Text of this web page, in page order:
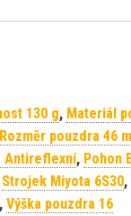
130 g, Materiál
pouzdra 46
Antireflexní, Pohon
Strojek Miyota 6S30,
, Výška pouzdra 16